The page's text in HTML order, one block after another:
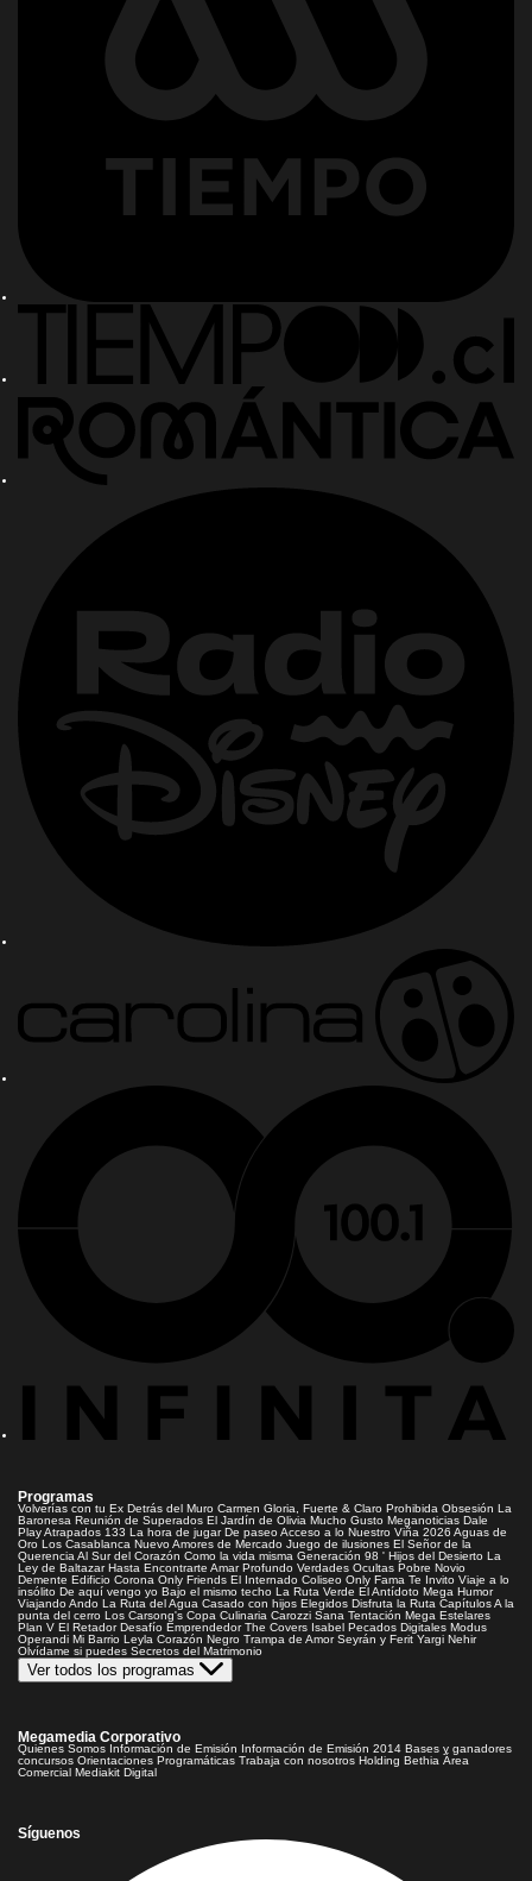
Programas
Volverías con tu Ex Detrás del Muro Carmen Gloria, Fuerte & Claro Prohibida Obsesión La
Baronesa Reunión de Superados El Jardín de Olivia Mucho Gusto Meganoticias Dale
PlayAtrapados 133 La hora de jugar De paseoAcceso a lo Nuestro Viña 2026 Aguas de
Oro Los Casablanca Nuevo Amores de Mercado Juego de ilusiones El Señor de la
Querencia Al Sur del Corazón Como la vida misma Generación 98 ' Hijos del Desierto La
Ley de Baltazar Hasta Encontrarte Amar Profundo Verdades Ocultas Pobre Novio
Demente Edificio Corona Only Friends El Internado Coliseo Only Fama Te Invito Viaje a lo
insólito De aquí vengo yo Bajo el mismo techo La Ruta Verde El Antídoto Mega Humor
Viajando Ando La Ruta del Agua Casado con hijos Elegidos Disfruta la Ruta CapítulosA la
punta del cerro Los Carsong's Copa Culinaria Carozzi Sana Tentación Mega Estelares
Plan V El Retador Desafío Emprendedor The Covers Isabel Pecados Digitales Modus
Operandi Mi Barrio Leyla Corazón Negro Trampa de Amor Seyrán y Ferit Yargi Nehir
Olvídame si puedes Secretos del Matrimonio
Ver todos los programas
Megamedia Corporativo
Quienes Somos Información de Emisión Información de Emisión 2014 Bases y ganadores
concursos Orientaciones Programáticas Trabaja con nosotros Holding Bethia Área
Comercial Mediakit Digital
Síguenos